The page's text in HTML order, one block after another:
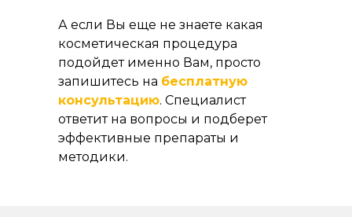
А если Вы еще не знаете какая
косметическая процедура
подойдет именно Вам, просто
запишитесь на бесплатную
консультацию. Специалист
ответит на вопросы и подберет
эффективные препараты и
методики.